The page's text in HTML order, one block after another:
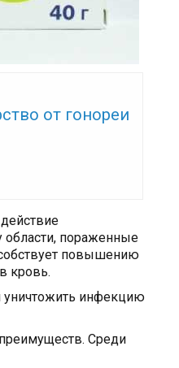
от гонореи
области, пораженные
повышению
кровь.
уничтожить инфекцию
Среди